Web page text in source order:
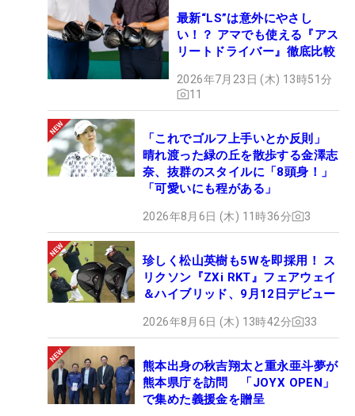
最新“LS”は意外にやさし
い！？ アマでも使える『アス
リートドライバー』徹底比較
2026年7月23日 (木) 13時51分
11
「これでゴルフ上手いとか反則」
晴れ渡った緑の丘を散歩する金澤志
奈、抜群のスタイルに「8頭身！」
「可愛いにも程がある」
2026年8月6日 (木) 11時36分 3
珍しく松山英樹も5Wを即採用！ ス
リクソン『ZXi RKT』フェアウェイ
＆ハイブリッド、9月12日デビュー
2026年8月6日 (木) 13時42分 33
熊本出身の秋吉翔太と重永亜斗夢が
熊本県庁を訪問 「JOYX OPEN」
で集めた義援金を贈呈